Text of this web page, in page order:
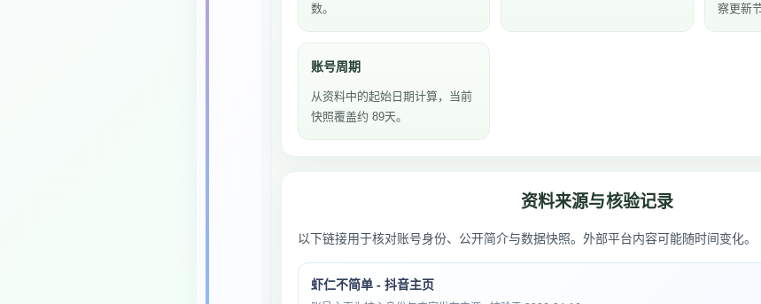
数。
察更新
账号周期
从资料中的起始日期计算，当前
快照覆盖约 89天。
资料来源与核验记录
以下链接用于核对账号身份、公开简介与数据快照。外部平台内容可能随时间变化。
虾仁不简单 - 抖音主页